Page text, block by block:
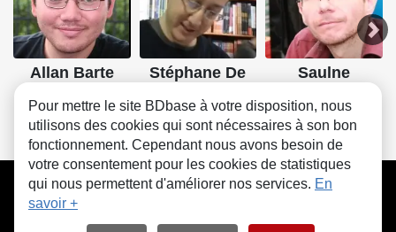
Allan Barte
Stéphane De
Saulne
CGU FAQ Contact Cookies
Pour mettre le site BDbase à votre disposition, nous
utilisons des cookies qui sont nécessaires à son bon
fonctionnement. Cependant nous avons besoin de
votre consentement pour les cookies de statistiques
qui nous permettent d'améliorer nos services. En
savoir +